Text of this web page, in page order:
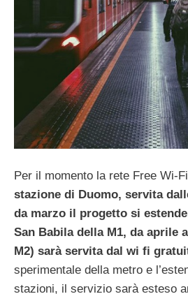
Per il momento la rete Free Wi-
stazione di Duomo, servita
da marzo il progetto si
San Babila della M1, da aprile
M2) sarà servita dal wi fi
sperimentale della metro e
stazioni, il servizio sarà esteso